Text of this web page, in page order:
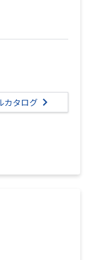
カタログ